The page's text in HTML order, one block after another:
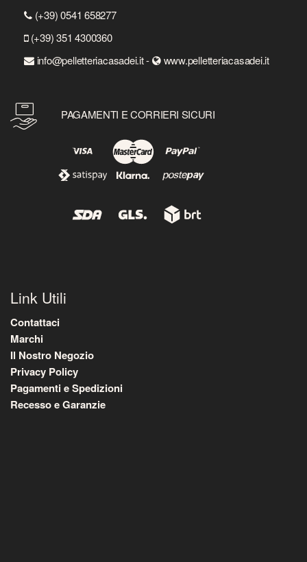
(+39) 0541 658277
(+39) 351 4300360
info@pelletteriacasadei.it -
www.pelletteriacasadei.it
PAGAMENTI E CORRIERI SICURI
Link Utili
Contattaci
Marchi
Il Nostro Negozio
Privacy Policy
Pagamenti e Spedizioni
Recesso e Garanzie